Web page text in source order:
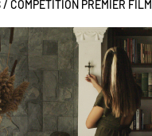
/ COMPÉTITION PREMIER FILM